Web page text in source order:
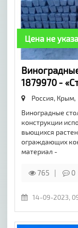
Цена не
1879970 -
Россия, Крым,
Виноградные
конструкции
вьющихся
ограждающих
материал -
765 0
14-09-2023,